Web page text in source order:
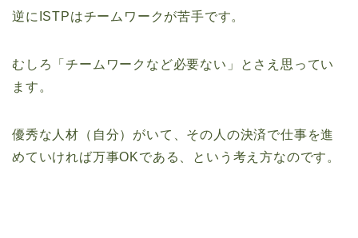
逆にISTPはチームワークが苦手です。
むしろ「チームワークなど必要ない」とさえ思ってい
ます。
優秀な人材（自分）がいて、その人の決済で仕事を進
めていければ万事OKである、という考え方なのです。